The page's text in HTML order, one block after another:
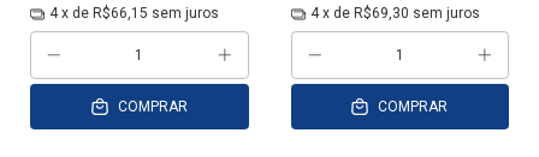
4 x de R$66,15 sem juros
COMPRAR
4 x de R$69,30 sem juros
COMPRAR